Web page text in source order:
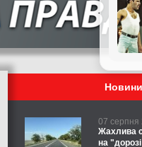
Новини
07 серпня
Жахлива
на